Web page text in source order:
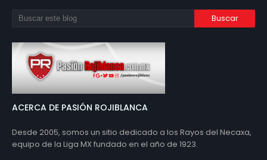
ACERCA DE PASIÓN ROJIBLANCA
Desde 2005, somos un sitio dedicado a los Rayos del Necaxa,
equipo de la Liga MX fundado en el año de 1923.